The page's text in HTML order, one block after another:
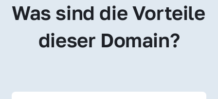
Was sind die Vorteile
dieser Domain?